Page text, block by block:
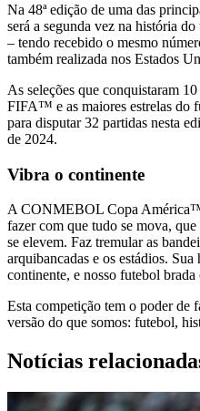
Na 48ª edição de uma das
será a segunda vez na história
– tendo recebido o mesmo
também realizada nos Estados
As seleções que conquistaram
FIFA™ e as maiores estrelas do
para disputar 32 partidas nesta
de 2024.
Vibra o continente
A CONMEBOL Copa
fazer com que tudo se mova,
se elevem. Faz tremular as
arquibancadas e os estádios.
continente, e nosso futebol
Esta competição tem o poder de
versão do que somos: futebol,
Notícias